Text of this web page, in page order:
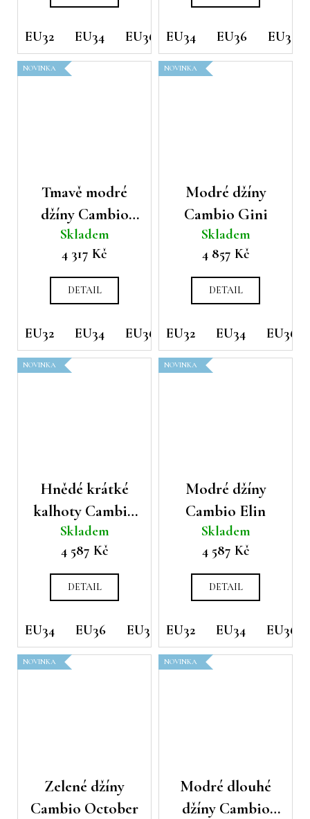
EU32 EU34 EU36 EU38 EU40 EU42
EU34 EU36 EU38
NOVINKA
Tmavě modré
džíny Cambio
Piper long
Skladem
4 317 Kč
DETAIL
EU32 EU34 EU36 EU38 EU40 EU42
NOVINKA
Modré džíny
Cambio Gini
Skladem
4 857 Kč
DETAIL
EU32 EU34 EU36
NOVINKA
Hnědé krátké
kalhoty Cambio
Odele
Skladem
4 587 Kč
DETAIL
EU34 EU36 EU38 EU40 EU44
NOVINKA
Modré džíny
Cambio Elin
Skladem
4 587 Kč
DETAIL
EU32 EU34 EU36
NOVINKA
Zelené džíny
Cambio October
NOVINKA
Modré dlouhé
džíny Cambio